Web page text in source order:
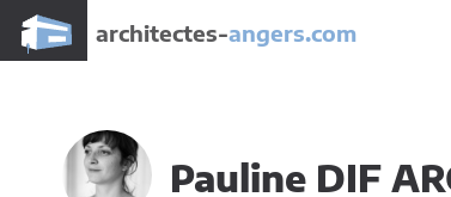
architectes-angers.com
Pauline DIF